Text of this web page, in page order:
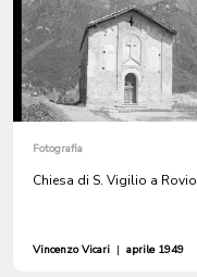
Fotografia
Chiesa di S. Vigilio a Rovio
Vincenzo Vicari | aprile 1949